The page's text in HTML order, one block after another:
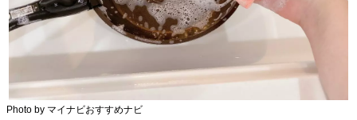
Photo by マイナビおすすめナビ